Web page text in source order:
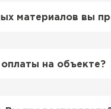
материалов вы
профнастил,
на объекте?